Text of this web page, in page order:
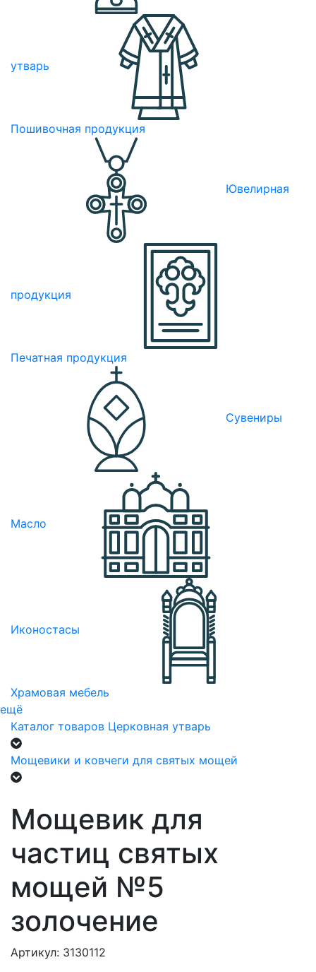
утварь
Пошивочная продукция
Ювелирная
продукция
Печатная продукция
Сувениры
Масло
Иконостасы
Храмовая мебель
ещё
Каталог товаров Церковная утварь
Мощевики и ковчеги для святых мощей
Мощевик для
частиц святых
мощей №5
золочение
Артикул: 3130112